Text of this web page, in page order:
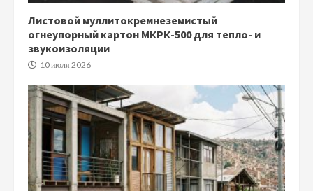
Листовой муллитокремнеземистый
огнеупорный картон МКРК-500 для тепло- и
звукоизоляции
10 июля 2026